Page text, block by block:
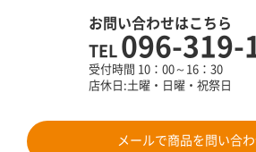
お問い合わせはこちら
TEL 096-319-
受付時間 10：00～16：30
店休日:土曜・日曜・祝祭日
メールで商品を問い合